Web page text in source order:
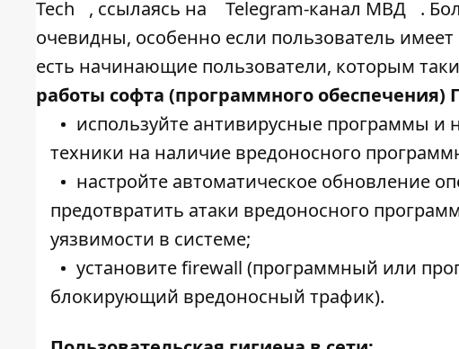
Tech
, ссылаясь на Telegram-канал МВД
.
очевидны, особенно если пользователь
есть начинающие пользователи, которым
работы софта (программного обеспечения)
используйте антивирусные программы и
техники на наличие вредоносного
настройте автоматическое обновление
предотвратить атаки вредоносного
уязвимости в системе;
установите firewall (программный или
блокирующий вредоносный трафик).